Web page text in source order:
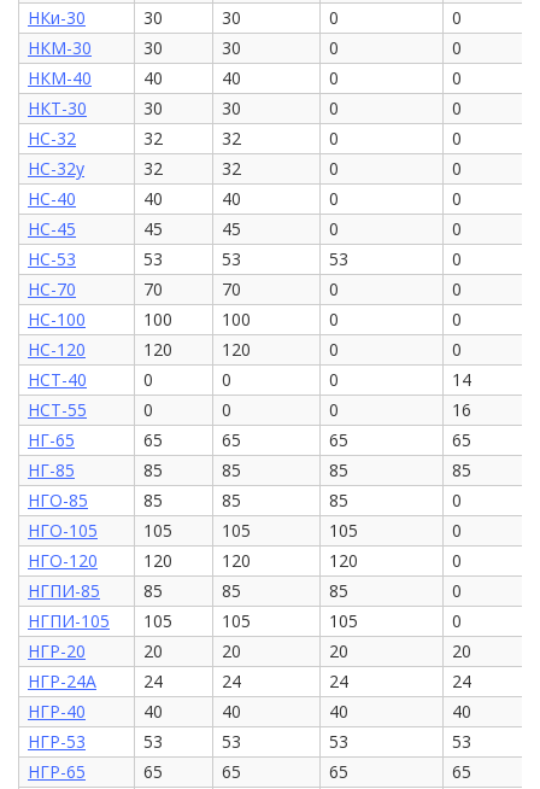
НКи-30
30 30 0
0
НКМ-30
30 30 0
0
НКМ-40
40 40 0
0
НКТ-30
30 30 0
0
НС-32
32 32 0
0
НС-32у
32 32 0
0
НС-40
40 40 0
0
НС-45
45 45 0
0
НС-53
53 53 53
0
НС-70
70 70 0
0
НС-100
100 100 0
0
НС-120
120 120 0
0
НСТ-40
0 0 0
14
НСТ-55
0 0 0
16
НГ-65
65 65 65
65
НГ-85
85 85 85
85
НГО-85
85 85 85
0
НГО-105
105 105 105
0
НГО-120
120 120 120
0
НГПИ-85
85 85 85
0
НГПИ-105
105 105 105
0
НГР-20
20 20 20
20
НГР-24А
24 24 24
24
НГР-40
40 40 40
40
НГР-53
53 53 53
53
НГР-65
65 65 65 65